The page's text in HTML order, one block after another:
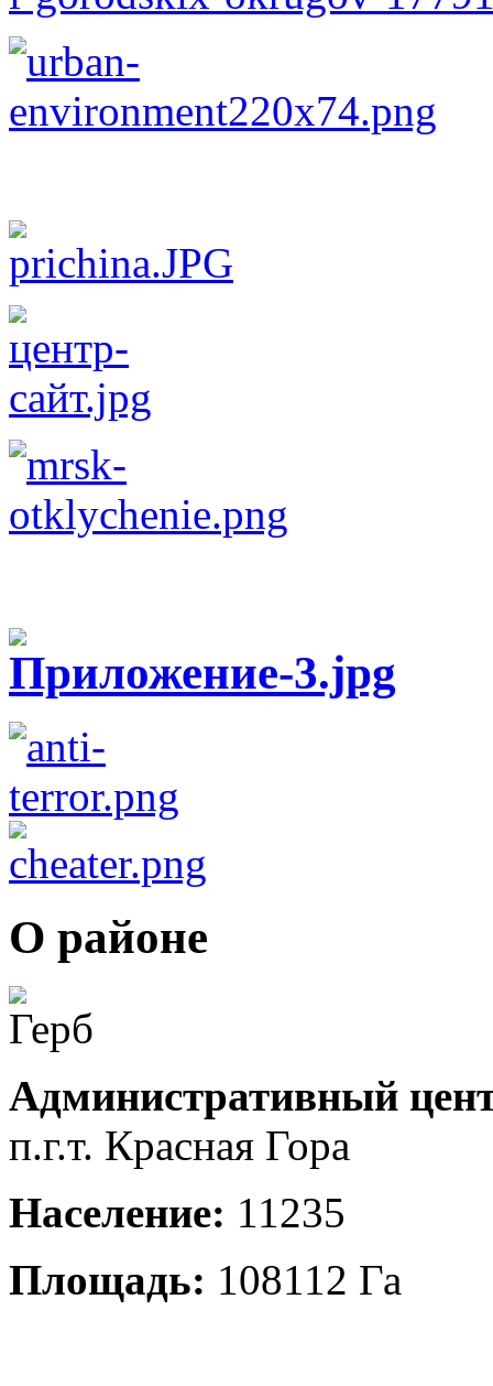
О районе
Административный
п.г.т. Красная Гора
Население: 11235
Площадь: 108112 Га